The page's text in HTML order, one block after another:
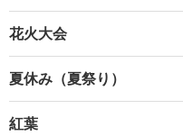
花火大会
夏休み（夏祭り）
紅葉